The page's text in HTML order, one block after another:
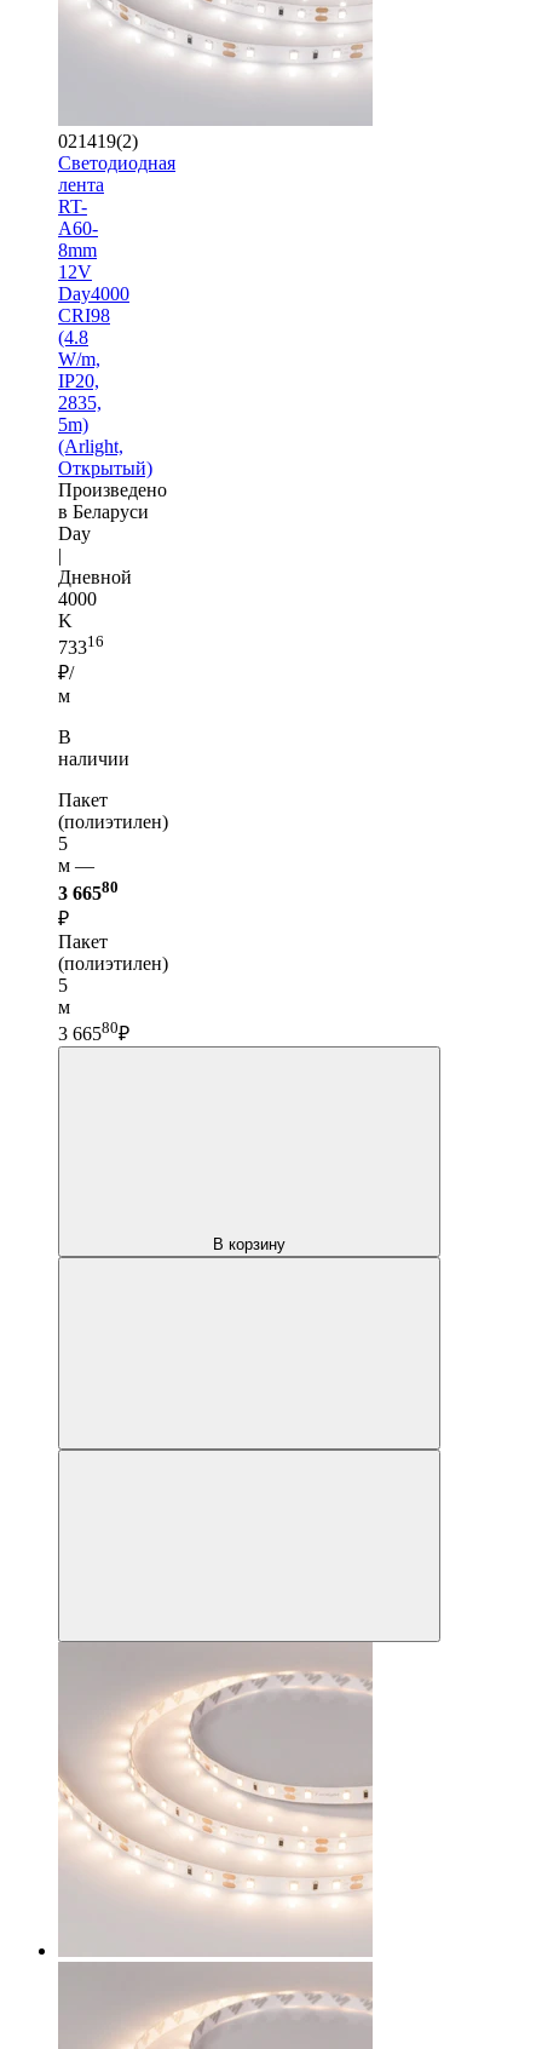
021419(2)
Светодиодная
лента
RT-
A60-
8mm
12V
Day4000
CRI98
(4.8
W/m,
IP20,
2835,
5m)
(Arlight,
Открытый)
Произведено
в Беларуси
Day
|
Дневной
4000
K
73316
₽/
м
В
наличии
Пакет
(полиэтилен)
5
м —
3 66580
₽
Пакет
(полиэтилен)
5
м
3 66580₽
В корзину